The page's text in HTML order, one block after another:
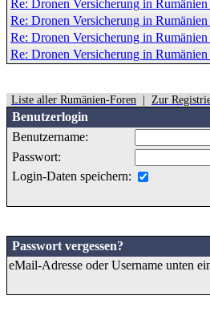
Re: Dronen Versicherung in Rumänien
Re: Dronen Versicherung in Rumänien
Re: Dronen Versicherung in Rumänien
Re: Dronen Versicherung in Rumänien
Liste aller Rumänien-Foren Zur
Benutzerlogin
Benutzername:
Passwort:
Login-Daten speichern:
Passwort vergessen?
eMail-Adresse oder Username unten